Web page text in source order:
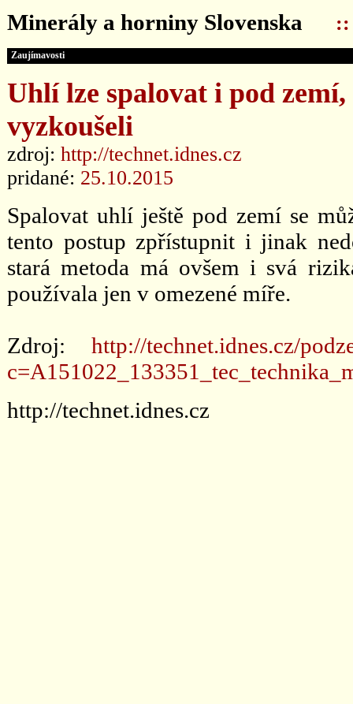
Minerály a horniny Slovenska ::
Zaujímavosti
Uhlí lze spalovat i pod
vyzkoušeli
zdroj: http://technet.idnes.cz
pridané: 25.10.2015
Spalovat uhlí ještě pod zemí se
tento postup zpřístupnit i jinak
stará metoda má ovšem i svá
používala jen v omezené míře.
Zdroj: http://technet.idnes.cz/
http://technet.idnes.cz